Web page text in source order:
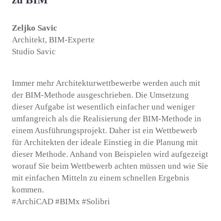
Zeljko Savic
Architekt, BIM-Experte
Studio Savic
Immer mehr Architekturwettbewerbe werden auch mit
der BIM-Methode ausgeschrieben. Die Umsetzung
dieser Aufgabe ist wesentlich einfacher und weniger
umfangreich als die Realisierung der BIM-Methode in
einem Ausführungsprojekt. Daher ist ein Wettbewerb
für Architekten der ideale Einstieg in die Planung mit
dieser Methode. Anhand von Beispielen wird aufgezeigt
worauf Sie beim Wettbewerb achten müssen und wie Sie
mit einfachen Mitteln zu einem schnellen Ergebnis
kommen.
#ArchiCAD #BIMx #Solibri